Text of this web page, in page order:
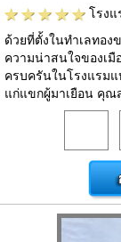
โรงแ
ด้วยที่ตั้งในทำเลทอง
ความน่าสนใจของเ
ครบครันในโรงแรม
แก่แขกผู้มาเยือน คุณ